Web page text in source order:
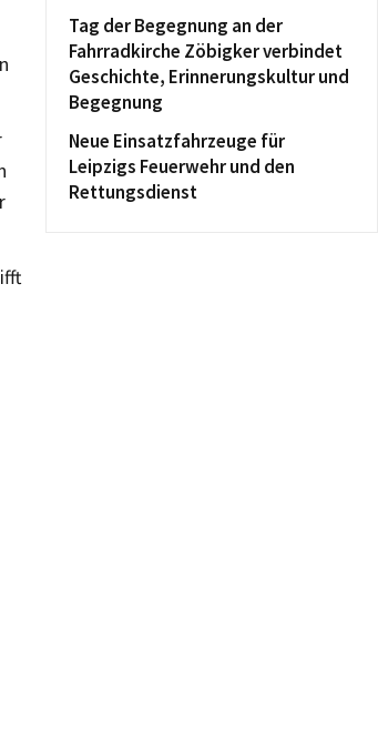
Tag der Begegnung an der
Fahrradkirche Zöbigker verbindet
Geschichte, Erinnerungskultur und
Begegnung
Neue Einsatzfahrzeuge für
Leipzigs Feuerwehr und den
Rettungsdienst